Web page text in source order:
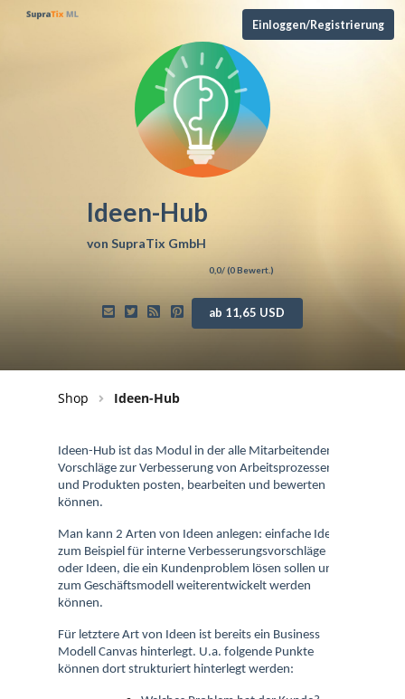
Einloggen/Registrierung
Ideen-Hub
vonSupraTix GmbH
0,0/ (0Bewert.)
ab 11,65 USD
Shop Ideen-Hub